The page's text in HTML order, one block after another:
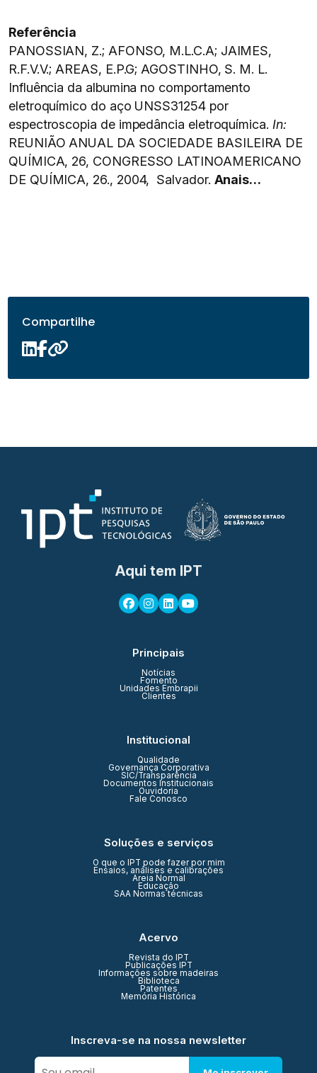
Referência
PANOSSIAN, Z.; AFONSO, M.L.C.A; JAIMES,
R.F.V.V.; AREAS, E.P.G; AGOSTINHO, S. M. L.
Influência da albumina no comportamento
eletroquímico do aço UNSS31254 por
espectroscopia de impedância eletroquímica. In:
REUNIÃO ANUAL DA SOCIEDADE BASILEIRA DE
QUÍMICA, 26, CONGRESSO LATINOAMERICANO
DE QUÍMICA, 26., 2004, Salvador. Anais…
Compartilhe
Aqui tem IPT
Principais
Notícias
Fomento
Unidades Embrapii
Clientes
Institucional
Qualidade
Governança Corporativa
SIC/Transparência
Documentos Institucionais
Ouvidoria
Fale Conosco
Soluções e serviços
O que o IPT pode fazer por mim
Ensaios, análises e calibrações
Areia Normal
Educação
SAA Normas técnicas
Acervo
Revista do IPT
Publicações IPT
Informações sobre madeiras
Biblioteca
Patentes
Memória Histórica
Inscreva-se na nossa newsletter